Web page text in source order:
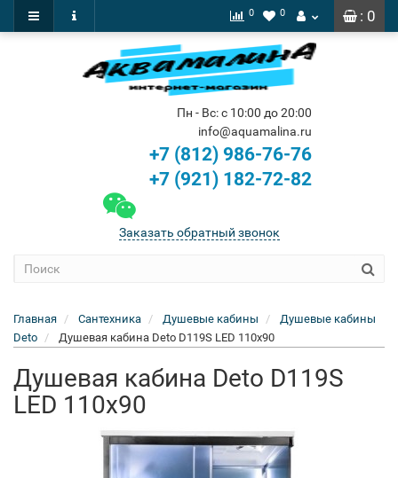
: 0
0 0
Пн - Вс: с 10:00 до 20:00
info@aquamalina.ru
+7 (812) 986-76-76
+7 (921) 182-72-82
Заказать обратный звонок
Главная Сантехника Душевые кабины
Душевые кабины
Deto
Душевая кабина Deto D119S LED 110x90
Душевая кабина Deto D119S
LED 110x90